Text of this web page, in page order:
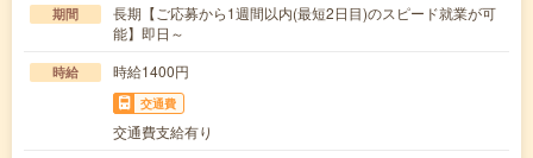
期間
長期【ご応募から1週間以内(最短2日目)のスピード就業が可
能】即日～
時給 時給1400円
交通費
交通費支給有り